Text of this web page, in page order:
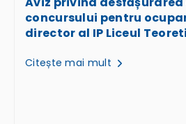
concursului pentru
director al IP Liceul
Citește mai mult